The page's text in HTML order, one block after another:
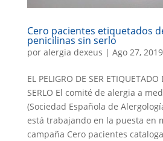
Cero pacientes etiquetados
penicilinas sin serlo
por alergia dexeus | Ago 27, 2019
EL PELIGRO DE SER ETIQUETADO
SERLO El comité de alergia a
(Sociedad Española de
está trabajando en la puesta en
campaña Cero pacientes